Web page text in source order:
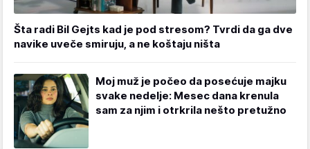
Šta radi Bil Gejts kad je pod stresom? Tvrdi da ga dve
navike uveče smiruju, a ne koštaju ništa
Moj muž je počeo da posećuje majku
svake nedelje: Mesec dana krenula
sam za njim i otrkrila nešto pretužno